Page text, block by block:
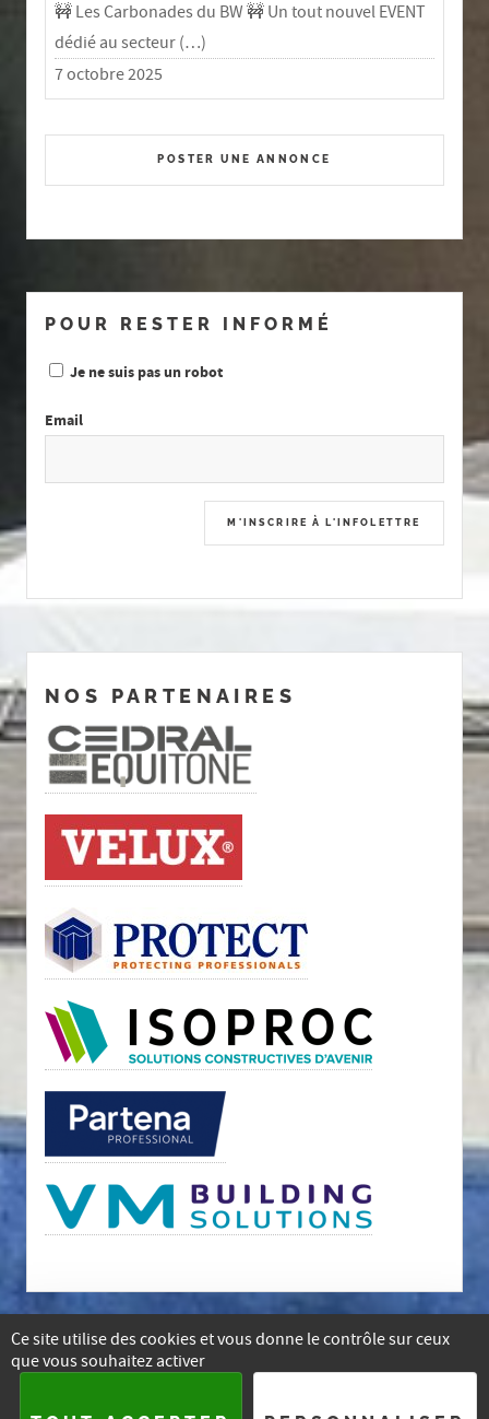
Ce site utilise des cookies et vous donne le contrôle sur ceux
que vous souhaitez activer
🚧 Les Carbonades du BW 🚧 Un tout nouvel EVENT
dédié au secteur (…)
7 octobre 2025
POSTER UNE ANNONCE
POUR RESTER INFORMÉ
Je ne suis pas un robot
Email
NOS PARTENAIRES